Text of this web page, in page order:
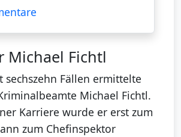
Michael Fichtl
sechszehn Fällen ermittelte
Michael Fichtl.
Karriere wurde er erst zum
zum Chefinspektor